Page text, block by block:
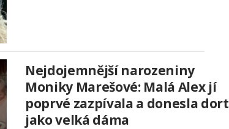
Nejdojemnější narozeniny
Moniky Marešové: Malá Alex jí
poprvé zazpívala a donesla dort
jako velká dáma